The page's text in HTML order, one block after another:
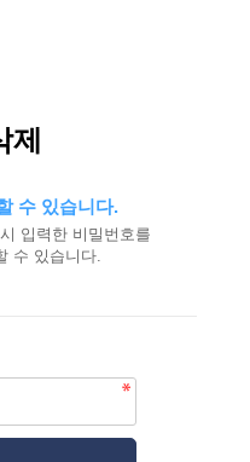
수 있습니다.
입력한 비밀번호를
수 있습니다.